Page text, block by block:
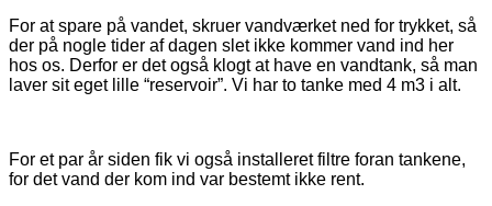
For at spare på vandet, skruer vandværket ned for trykket, så
der på nogle tider af dagen slet ikke kommer vand ind her
hos os. Derfor er det også klogt at have en vandtank, så man
laver sit eget lille “reservoir”. Vi har to tanke med 4 m3 i alt.
For et par år siden fik vi også installeret filtre foran tankene,
for det vand der kom ind var bestemt ikke rent.